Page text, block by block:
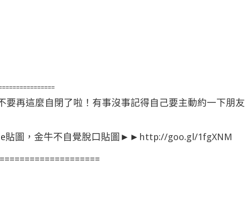
要再這麼自閉了啦！有事沒事記得自己要主動約一下朋友
貼圖，金牛不自覺脫口貼圖►► http://goo.gl/1fgXNM